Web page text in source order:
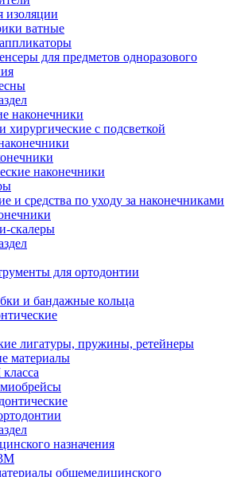
изоляции
ватные
для предметов одноразового
наконечники
хирургические с подсветкой
наконечники
и средства по уходу за наконечниками
скалеры
для ортодонтии
и бандажные кольца
лигатуры, пружины, ретейнеры
материалы
назначения
общемедицинского